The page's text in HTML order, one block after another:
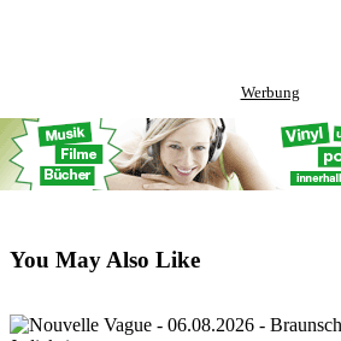
Werbung
You May Also Like